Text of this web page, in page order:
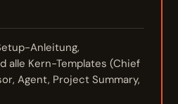
Anleitung,
alle Kern-Templates (Chief
Agent, Project Summary,